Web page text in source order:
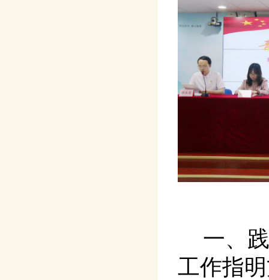
一、
工作指